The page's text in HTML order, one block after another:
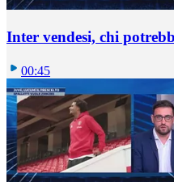
Inter vendesi, chi
00:45